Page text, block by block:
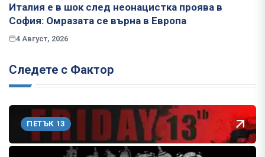
Италия е в шок след неонацистка проява в
София: Омразата се върна в Европа
4 Август, 2026
Следете с Фактор
ПЕТЪК 13